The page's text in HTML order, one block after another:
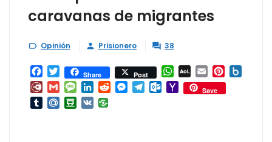
caravanas de migrantes
 Opinión  Prisionero  38
Facebook
TwitterShare Post WhatsApp
AOL
Mail
Email Pinterest
Diary.RuGmailMessage
LinkedInRedditMessenger
TelegramOutlook.com
YahooSave
TumblrMail.RuDouban
VK